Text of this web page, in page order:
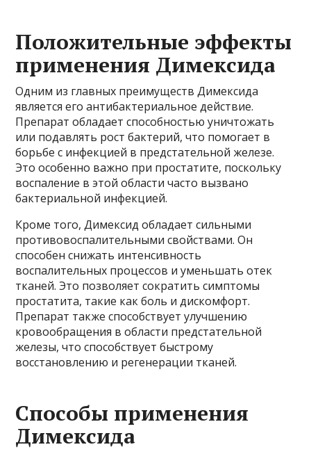
Положительные эффекты
применения Димексида
Одним из главных преимуществ Димексида
является его антибактериальное действие.
Препарат обладает способностью уничтожать
или подавлять рост бактерий, что помогает в
борьбе с инфекцией в предстательной железе.
Это особенно важно при простатите, поскольку
воспаление в этой области часто вызвано
бактериальной инфекцией.
Кроме того, Димексид обладает сильными
противовоспалительными свойствами. Он
способен снижать интенсивность
воспалительных процессов и уменьшать отек
тканей. Это позволяет сократить симптомы
простатита, такие как боль и дискомфорт.
Препарат также способствует улучшению
кровообращения в области предстательной
железы, что способствует быстрому
восстановлению и регенерации тканей.
Способы применения
Димексида